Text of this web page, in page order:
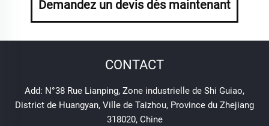
Demandez un devis dès maintenant
CONTACT
Add: N°38 Rue Lianping, Zone industrielle de Shi Guiao,
District de Huangyan, Ville de Taizhou, Province du Zhejiang
318020, Chine